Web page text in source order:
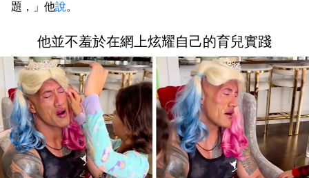
題，」他說。
他並不羞於在網上炫耀自己的育兒實踐